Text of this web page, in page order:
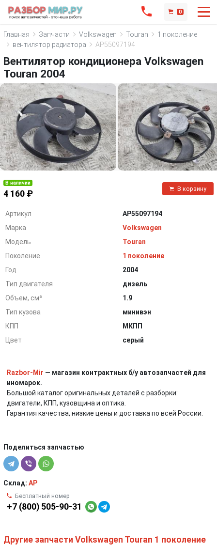
0
Главная Запчасти Volkswagen Touran
1 поколение
вентилятор радиатора
AP55097194
Вентилятор кондиционера Volkswagen
Touran 2004
В наличии
4 160 ₽
В корзину
Артикул
AP55097194
Марка
Volkswagen
Модель
Touran
Поколение
1 поколение
Год
2004
Тип двигателя
дизель
Объем, см³
1.9
Тип кузова
минивэн
КПП
МКПП
Цвет
серый
Razbor-Mir — магазин контрактных б/у автозапчастей для
иномарок.
Большой каталог оригинальных деталей с разборки:
двигатели, КПП, кузовщина и оптика.
Гарантия качества, низкие цены и доставка по всей России.
Поделиться запчастью
Склад: AP
Бесплатный номер
+7 (800) 505-90-31
Другие запчасти Volkswagen Touran 1 поколение